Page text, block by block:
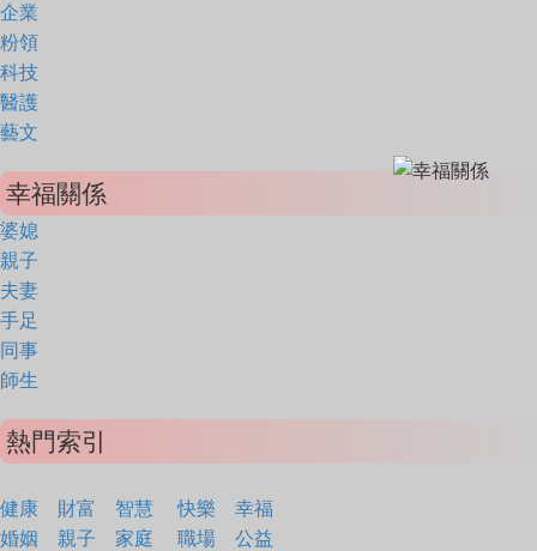
企業
粉領
科技
醫護
藝文
幸福關係
婆媳
親子
夫妻
手足
同事
師生
熱門索引
健康 財富 智慧 快樂
幸福
婚姻
親子 家庭 職場 公益